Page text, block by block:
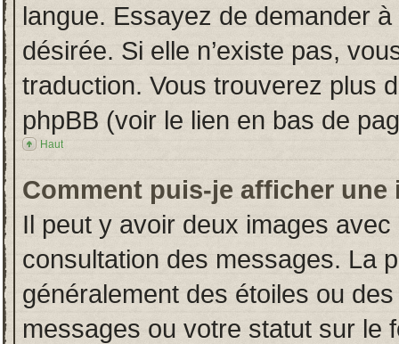
langue. Essayez de demander à
désirée. Si elle n’existe pas,
traduction. Vous trouverez plus
phpBB (voir le lien en bas de
Haut
Comment puis-je afficher une
Il peut y avoir deux images
consultation des messages. La
généralement des étoiles ou
messages ou votre statut sur le